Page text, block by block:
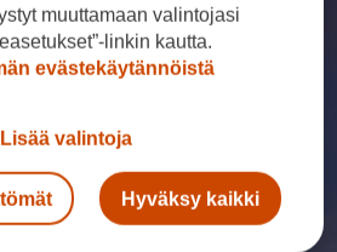
muuttamaan valintojasi
linkin kautta.
evästekäytännöistä
Lisää valintoja
Hyväksy kaikki